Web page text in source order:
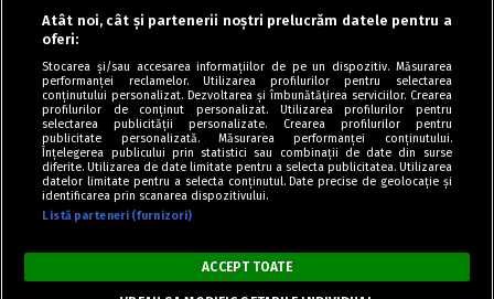
Program Antena 1
Politica de cookies
Politica de confidențialitate
Termeni și condiții
drepturile rezervate.
Copyright © Retete Fel de Fel 2020-2024.
Atât noi, cât și partenerii noștri prelucrăm datele pentru a
oferi:
Stocarea și/sau accesarea informațiilor de pe un dispozitiv. Măsurarea
performanței reclamelor. Utilizarea profilurilor pentru selectarea
conținutului personalizat. Dezvoltarea și îmbunătățirea serviciilor. Crearea
profilurilor de conținut personalizat. Utilizarea profilurilor pentru
selectarea publicității personalizate. Crearea profilurilor pentru
publicitate personalizată. Măsurarea performanței conținutului.
Înțelegerea publicului prin statistici sau combinații de date din surse
diferite. Utilizarea de date limitate pentru a selecta publicitatea. Utilizarea
datelor limitate pentru a selecta conținutul. Date precise de geolocație și
identificarea prin scanarea dispozitivului.
Listă parteneri (furnizori)
ACCEPT TOATE